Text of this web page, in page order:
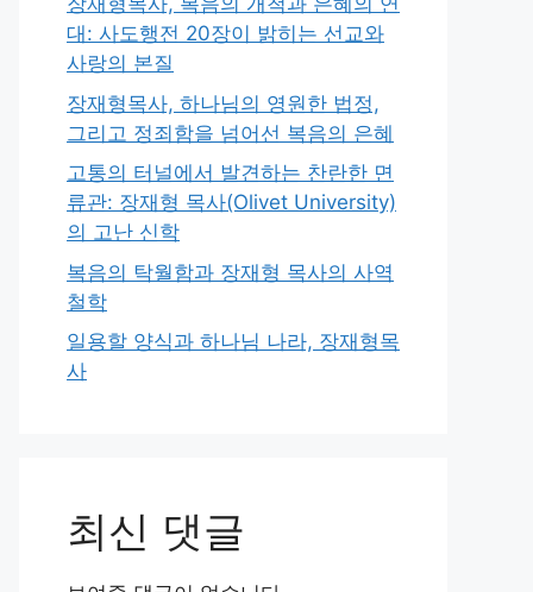
대: 사도행전 20장이 밝히는 선교와
사랑의 본질
장재형목사, 하나님의 영원한 법정,
그리고 정죄함을 넘어선 복음의 은혜
고통의 터널에서 발견하는 찬란한 면
류관: 장재형 목사(Olivet University)
의 고난 신학
복음의 탁월함과 장재형 목사의 사역
철학
일용할 양식과 하나님 나라, 장재형목
사
최신 댓글